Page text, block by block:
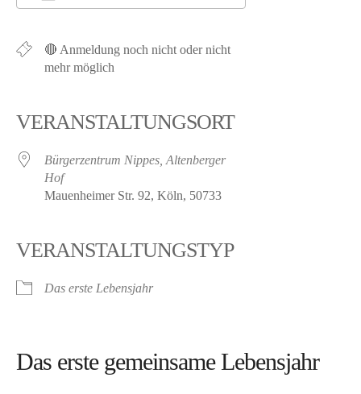
🔴 Anmeldung noch nicht oder nicht
mehr möglich
VERANSTALTUNGSORT
Bürgerzentrum Nippes, Altenberger
Hof
Mauenheimer Str. 92, Köln, 50733
VERANSTALTUNGSTYP
Das erste Lebensjahr
Das erste gemeinsame Lebensjahr